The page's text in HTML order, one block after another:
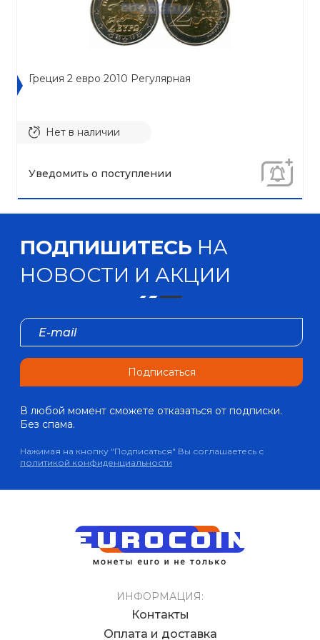
Греция 2 евро 2010 Регулярная
Нет в наличии
Уведомить о поступлении
ПОДПИШИТЕСЬ НА
НОВОСТИ И АКЦИИ
Подписаться
В любой момент сможете отказаться от подписки.
Без спама.
Нажимая на кнопку "Подписаться" Вы соглашаетесь с
политикой конфиденциальности
ИНФОРМАЦИЯ:
Контакты
Оплата и доставка